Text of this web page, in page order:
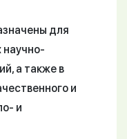
для
научно-
а также в
и
и